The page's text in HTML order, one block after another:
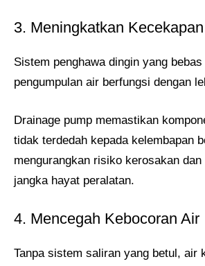
3. Meningkatkan Kecekapan
Sistem penghawa dingin yang
pengumpulan air berfungsi dengan
Drainage pump memastikan
tidak terdedah kepada kelembapan
mengurangkan risiko kerosakan dan
jangka hayat peralatan.
4. Mencegah Kebocoran Air
Tanpa sistem saliran yang betul, air